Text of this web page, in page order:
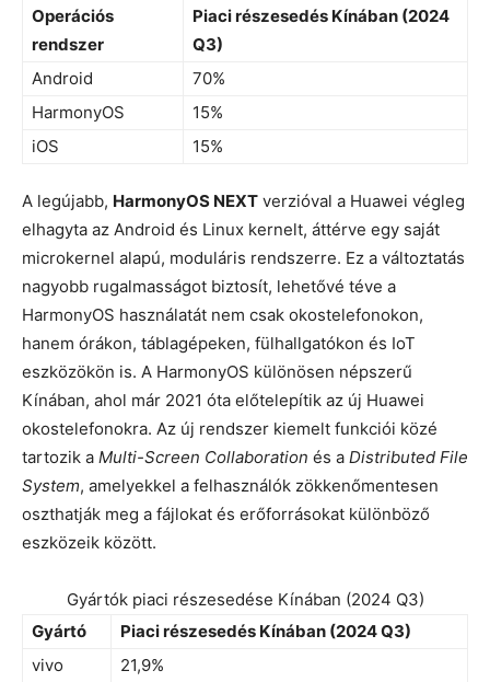
Operációs
rendszer
Piaci részesedés Kínában (2024
Q3)
Android
70%
HarmonyOS
15%
iOS
15%
A legújabb, HarmonyOS NEXT verzióval a Huawei végleg
elhagyta az Android és Linux kernelt, áttérve egy saját
microkernel alapú, moduláris rendszerre. Ez a változtatás
nagyobb rugalmasságot biztosít, lehetővé téve a
HarmonyOS használatát nem csak okostelefonokon,
hanem órákon, táblagépeken, fülhallgatókon és IoT
eszközökön is. A HarmonyOS különösen népszerű
Kínában, ahol már 2021 óta előtelepítik az új Huawei
okostelefonokra. Az új rendszer kiemelt funkciói közé
tartozik a Multi-Screen Collaboration és a Distributed File
System, amelyekkel a felhasználók zökkenőmentesen
oszthatják meg a fájlokat és erőforrásokat különböző
eszközeik között.
Gyártók piaci részesedése Kínában (2024 Q3)
Gyártó
Piaci részesedés Kínában (2024 Q3)
vivo
21,9%